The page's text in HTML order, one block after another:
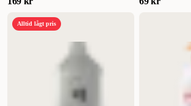
Alltid lågt pris